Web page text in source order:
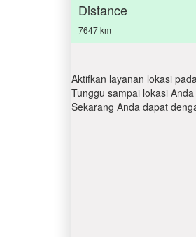
Distance
7647 km
Aktifkan layanan lokasi
Tunggu sampai lokasi
Sekarang Anda dapat